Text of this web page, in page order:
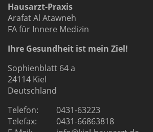
Hausarzt-Praxis
Arafat Al Atawneh
FA für Innere Medizin
Ihre Gesundheit ist mein Ziel!
Sophienblatt 64 a
24114 Kiel
Deutschland
Telefon:
0431-63223
Telefax:
0431-66863818